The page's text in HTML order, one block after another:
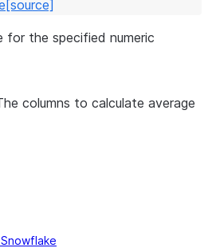
[source]
for the specified numeric
columns to calculate average